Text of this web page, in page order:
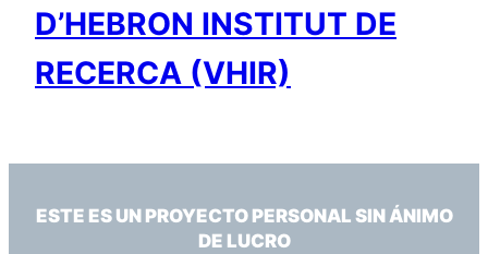
D’HEBRON INSTITUT DE
RECERCA (VHIR)
ESTE ES UN PROYECTO PERSONAL SIN ÁNIMO
DE LUCRO